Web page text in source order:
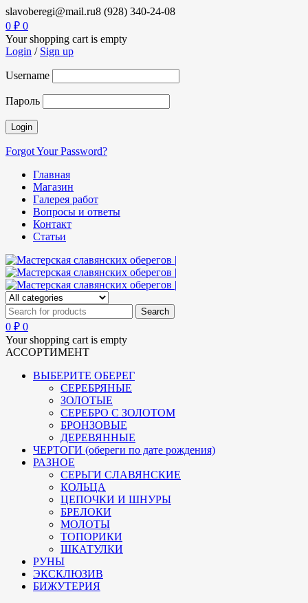
slavoberegi@mail.ru8 (928) 340-24-08
0 ₽ 0
Your shopping cart is empty
Login / Sign up
Username
Пароль
Forgot Your Password?
Главная
Магазин
Галерея работ
Вопросы и ответы
Контакт
Статьи
0 ₽ 0
Your shopping cart is empty
АССОРТИМЕНТ
ВЫБЕРИТЕ ОБЕРЕГ
СЕРЕБРЯНЫЕ
ЗОЛОТЫЕ
СЕРЕБРО С ЗОЛОТОМ
БРОНЗОВЫЕ
ДЕРЕВЯННЫЕ
ЧЕРТОГИ (обереги по дате рождения)
РАЗНОЕ
СЕРЬГИ СЛАВЯНСКИЕ
КОЛЬЦА
ЦЕПОЧКИ И ШНУРЫ
БРЕЛОКИ
МОЛОТЫ
ТОПОРИКИ
ШКАТУЛКИ
РУНЫ
ЭКСКЛЮЗИВ
БИЖУТЕРИЯ